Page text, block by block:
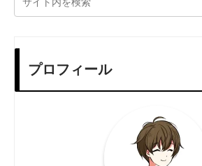
プロフィール